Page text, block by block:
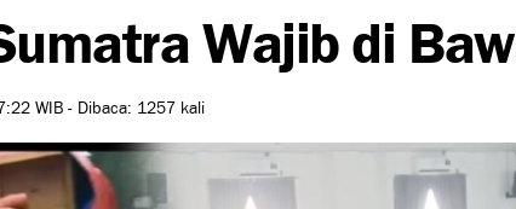
Wajib di
WIB - Dibaca: 1257 kali